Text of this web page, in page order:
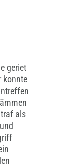
geriet
konnte
als